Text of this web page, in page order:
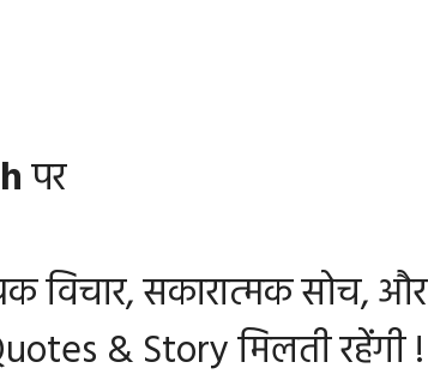
पर
विचार, सकारात्मक सोच, और
& Story मिलती रहेंगी !